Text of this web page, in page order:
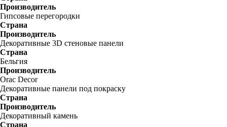
Производитель
Гипсовые перегородки
Страна
Производитель
Декоративные 3D стеновые панели
Страна
Бельгия
Производитель
Orac Decor
Декоративные панели под покраску
Страна
Производитель
Декоративный камень
Страна